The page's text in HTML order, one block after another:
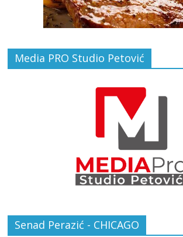
Media PRO Studio Petović
Senad Perazić - CHICAGO